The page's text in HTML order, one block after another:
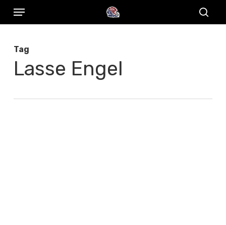
Skip
content
Menu
Tag
Lasse Engel